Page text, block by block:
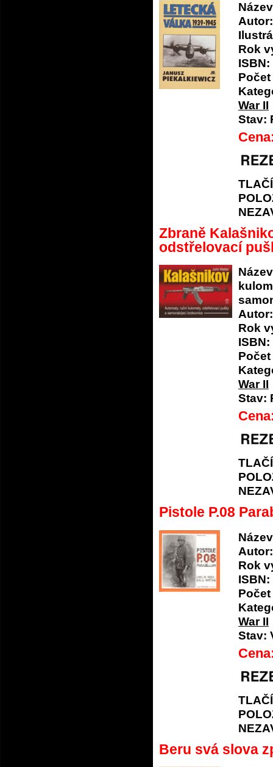
Autor:
Rok
ISBN:
War II
Stav:
Zbraně
odstřelovací
Autor:
Rok
ISBN:
War II
Stav:
Pistole P.08
Autor:
Rok
ISBN:
War II
Stav:
Beru svá slova